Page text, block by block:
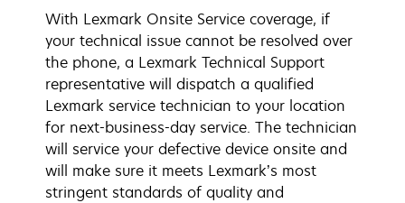
With Lexmark Onsite Service coverage, if
your technical issue cannot be resolved over
the phone, a Lexmark Technical Support
representative will dispatch a qualified
Lexmark service technician to your location
for next-business-day service. The technician
will service your defective device onsite and
will make sure it meets Lexmark’s most
stringent standards of quality and